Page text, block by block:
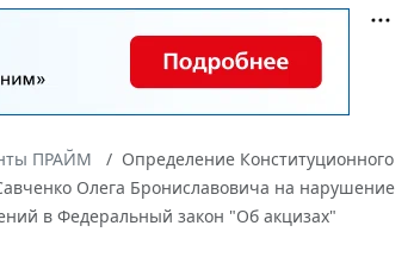
ПРАЙМ
Определение Конституционного
Олега Брониславовича на нарушение
в Федеральный закон "Об акцизах"